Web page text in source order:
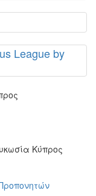
League by
Κύπρος